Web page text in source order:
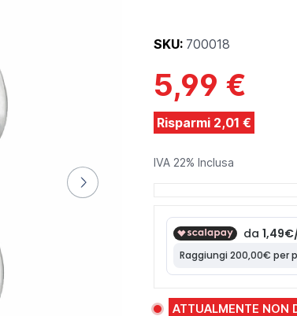
SKU: 700018
5,99 €
Risparmi 2,01 €
IVA 22% Inclusa
ATTUALMENTE NON